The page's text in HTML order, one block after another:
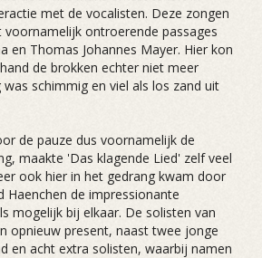
met de vocalisten. Deze zongen
ontroerende passages
en Thomas Johannes Mayer. Hier kon
de brokken echter niet meer
schimmig en viel als los zand uit
de pauze dus voornamelijk de
maakte 'Das klagende Lied' zelf veel
ook hier in het gedrang kwam door
Haenchen de impressionante
mogelijk bij elkaar. De solisten van
opnieuw present, naast twee jonge
en acht extra solisten, waarbij namen